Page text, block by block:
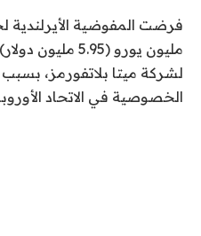
مليون يورو
لشركة ميتا بلاتفورمز، بسبب
الخصوصية في الاتحاد